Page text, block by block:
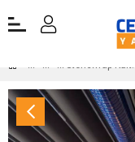
Stonewrap Kültür